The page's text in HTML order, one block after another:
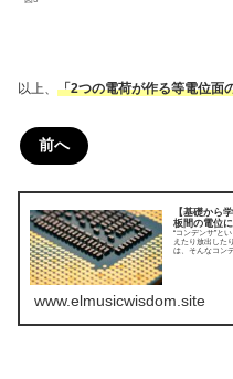
以上、 「2つの電荷が作る等電位面
前へ
【基礎から
板間の電位
“コンデンサ”と
えたり放出した
は、そんなコン
www.elmusicwisdom.site